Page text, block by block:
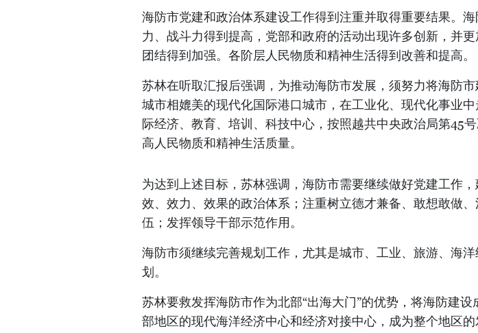
海防市党建和政治体系建设工作得到注重并取得重要结果。
力、战斗力得到提高，党部和政府的活动出现许多创新，并
团结得到加强。各阶层人民物质和精神生活得到改善和提高。
苏林在听取汇报后强调，为推动海防市发展，须努力将海防
城市相媲美的现代化国际港口城市，在工业化、现代化事业
际经济、教育、培训、科技中心，按照越共中央政治局第45
高人民物质和精神生活质量。
为达到上述目标，苏林强调，海防市需要继续做好党建工作
效、效力、效果的政治体系；注重树立德才兼备、敢想敢做
伍；发挥领导干部示范作用。
海防市须继续完善规划工作，尤其是城市、工业、旅游、海
划。
苏林要救发挥海防市作为北部“出海大门”的优势，将海防建
部地区的现代海洋经济中心和经济对接中心，成为整个地区的